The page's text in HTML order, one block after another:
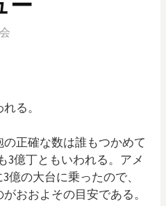
る。
正確な数は誰もつかめて
3億丁ともいわれる。アメ
億の大台に乗ったので、
おおよその目安である。